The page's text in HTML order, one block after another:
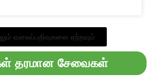
வலைப்பதிவுகளை ஏற்றவும்
தரமான சேவைகள்